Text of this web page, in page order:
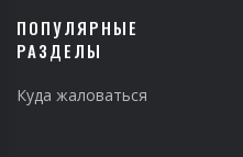
ПОПУЛЯРНЫЕ
РАЗДЕЛЫ
Куда жаловаться